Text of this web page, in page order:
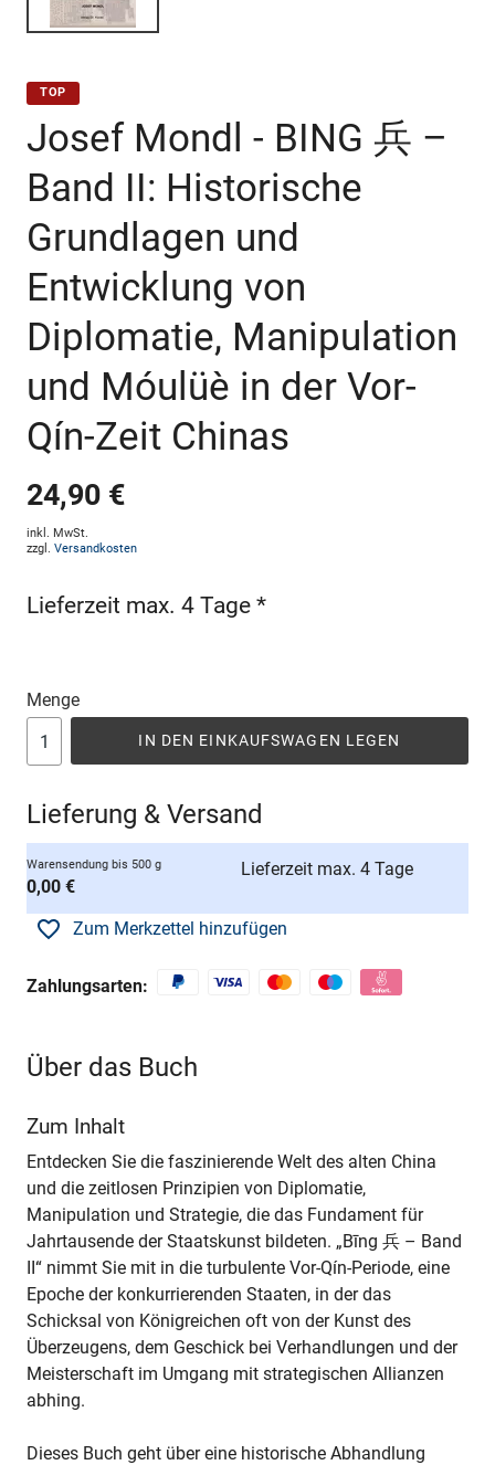
TOP
Josef Mondl - BING 兵 –
Band II: Historische
Grundlagen und
Entwicklung von
Diplomatie, Manipulation
und Móulüè in der Vor-
Qín-Zeit Chinas
24,90 €
inkl. MwSt.
zzgl. Versandkosten
Lieferzeit max. 4 Tage *
Menge
IN DEN EINKAUFSWAGEN LEGEN
Lieferung & Versand
Warensendung bis 500 g
0,00 €
Lieferzeit max. 4 Tage
Zum Merkzettel hinzufügen
Zahlungsarten:
Über das Buch
Zum Inhalt
Entdecken Sie die faszinierende Welt des alten China
und die zeitlosen Prinzipien von Diplomatie,
Manipulation und Strategie, die das Fundament für
Jahrtausende der Staatskunst bildeten. „Bīng 兵 – Band
II“ nimmt Sie mit in die turbulente Vor-Qín-Periode, eine
Epoche der konkurrierenden Staaten, in der das
Schicksal von Königreichen oft von der Kunst des
Überzeugens, dem Geschick bei Verhandlungen und der
Meisterschaft im Umgang mit strategischen Allianzen
abhing.
Dieses Buch geht über eine historische Abhandlung